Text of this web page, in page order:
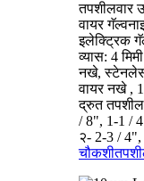
तपशीलवार
वायर
इलेक्ट्रिक
व्यास: 4
नखे,
वायर नखे ,
द्रुत
/ 8", 1-1 /
२- 2-3 /
चौकशी